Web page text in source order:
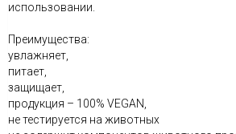
использовании.
Преимущества:
увлажняет,
питает,
защищает,
продукция – 100% VEGAN,
не тестируется на животных